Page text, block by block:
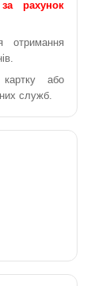
за рахунок
отримання
картку або
служб.